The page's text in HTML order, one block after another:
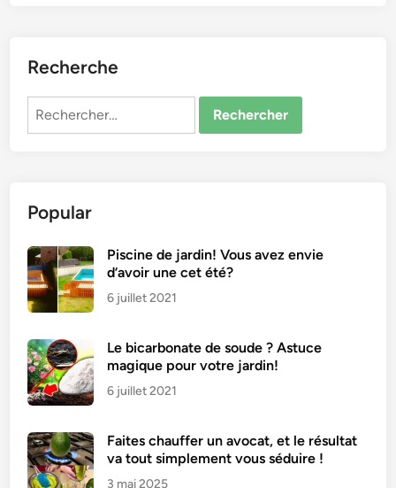
Recherche
Rechercher :
Popular
Piscine de jardin! Vous avez envie
d’avoir une cet été?
6 juillet 2021
Le bicarbonate de soude ? Astuce
magique pour votre jardin!
6 juillet 2021
Faites chauffer un avocat, et le résultat
va tout simplement vous séduire !
3 mai 2025